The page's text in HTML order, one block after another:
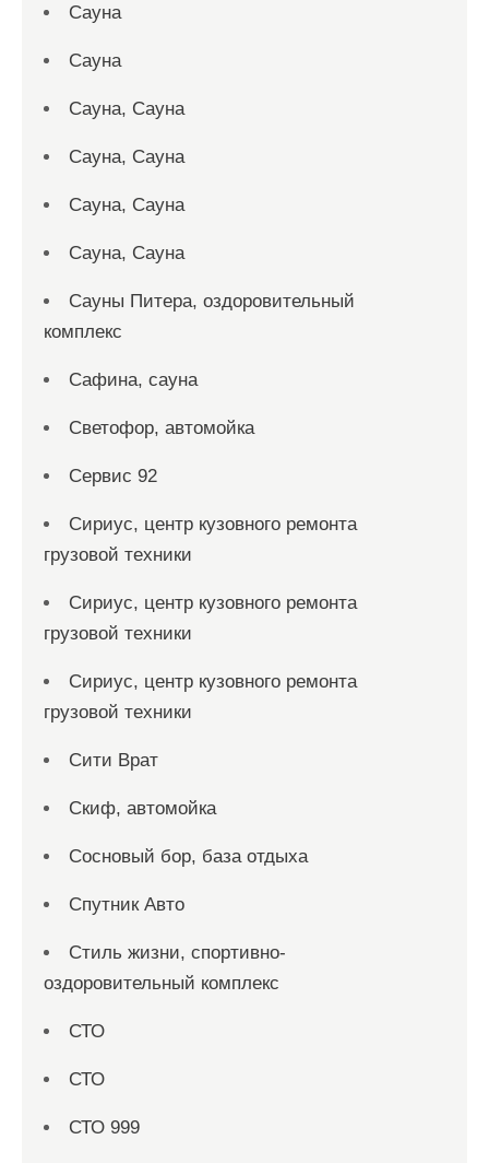
Сауна
Сауна
Сауна, Сауна
Сауна, Сауна
Сауна, Сауна
Сауна, Сауна
Сауны Питера, оздоровительный
комплекс
Сафина, сауна
Светофор, автомойка
Сервис 92
Сириус, центр кузовного ремонта
грузовой техники
Сириус, центр кузовного ремонта
грузовой техники
Сириус, центр кузовного ремонта
грузовой техники
Сити Врат
Скиф, автомойка
Сосновый бор, база отдыха
Спутник Авто
Стиль жизни, спортивно-
оздоровительный комплекс
СТО
СТО
СТО 999